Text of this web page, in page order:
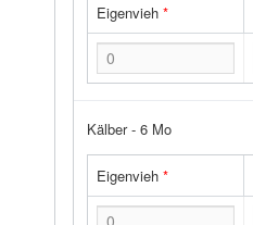
Eigenvieh*
Kälber - 6 Mo
Eigenvieh*